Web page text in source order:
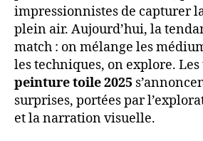
impressionnistes de capturer
plein air. Aujourd’hui, la
match : on mélange les
les techniques, on explore. Les
peinture toile 2025
surprises, portées par
et la narration visuelle.